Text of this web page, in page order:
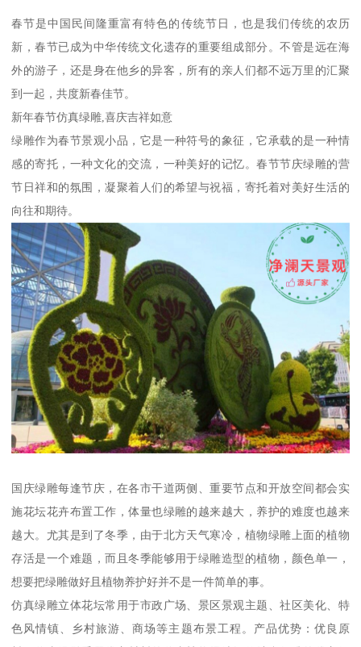
春节是中国民间隆重富有特色的传统节日，也是我们传统的农历
新，春节已成为中华传统文化遗存的重要组成部分。不管是远在海
外的游子，还是身在他乡的异客，所有的亲人们都不远万里的汇聚
到一起，共度新春佳节。
新年春节仿真绿雕,喜庆吉祥如意
绿雕作为春节景观小品，它是一种符号的象征，它承载的是一种情
感的寄托，一种文化的交流，一种美好的记忆。春节节庆绿雕的营
节日祥和的氛围，凝聚着人们的希望与祝福，寄托着对美好生活的
向往和期待。
国庆绿雕每逢节庆，在各市干道两侧、重要节点和开放空间都会实
施花坛花卉布置工作，体量也绿雕的越来越大，养护的难度也越来
越大。尤其是到了冬季，由于北方天气寒冷，植物绿雕上面的植物
存活是一个难题，而且冬季能够用于绿雕造型的植物，颜色单一，
想要把绿雕做好且植物养护好并不是一件简单的事。
仿真绿雕立体花坛常用于市政广场、景区景观主题、社区美化、特
色风情镇、乡村旅游、商场等主题布景工程。产品优势：优良原